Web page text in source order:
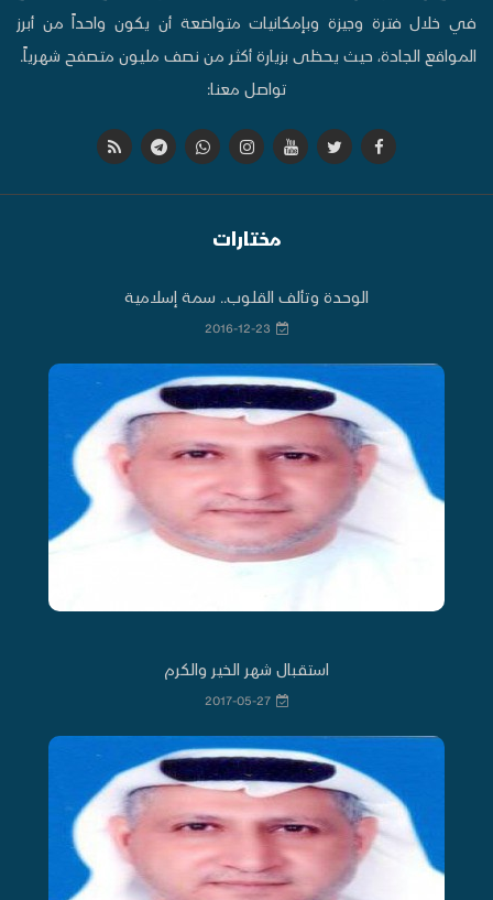
في خلال فترة وجيزة وبإمكانيات متواضعة أن يكون واحداً من أبرز
المواقع الجادة، حيث يحظى بزيارة أكثر من نصف مليون متصفح شهرياً.
تواصل معنا:
مختارات
الوحدة وتألف القلوب.. سمة إسلامية
2016-12-23
استقبال شهر الخير والكرم
2017-05-27